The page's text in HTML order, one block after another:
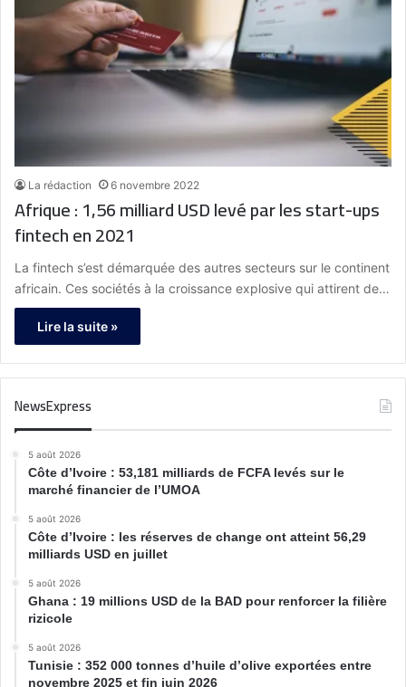
La rédaction 6 novembre 2022
Afrique : 1,56 milliard USD levé par les start-ups
fintech en 2021
La fintech s’est démarquée des autres secteurs sur le continent
africain. Ces sociétés à la croissance explosive qui attirent de…
Lire la suite »
NewsExpress
5 août 2026
Côte d’Ivoire : 53,181 milliards de FCFA levés sur le
marché financier de l’UMOA
5 août 2026
Côte d’Ivoire : les réserves de change ont atteint 56,29
milliards USD en juillet
5 août 2026
Ghana : 19 millions USD de la BAD pour renforcer la filière
rizicole
5 août 2026
Tunisie : 352 000 tonnes d’huile d’olive exportées entre
novembre 2025 et fin juin 2026